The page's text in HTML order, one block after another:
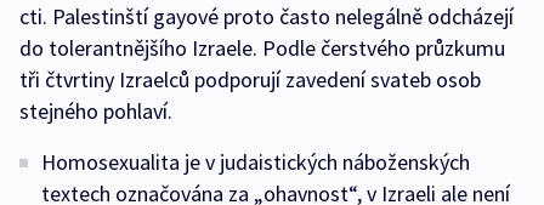
cti. Palestinští gayové proto často nelegálně odcházejí
do tolerantnějšího Izraele. Podle čerstvého průzkumu
tři čtvrtiny Izraelců podporují zavedení svateb osob
stejného pohlaví.
Homosexualita je v judaistických náboženských
textech označována za „ohavnost“, v Izraeli ale není